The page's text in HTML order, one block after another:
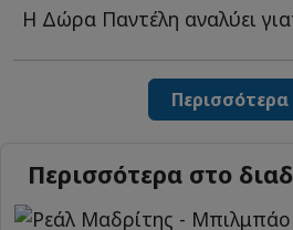
Περισσότερα στο